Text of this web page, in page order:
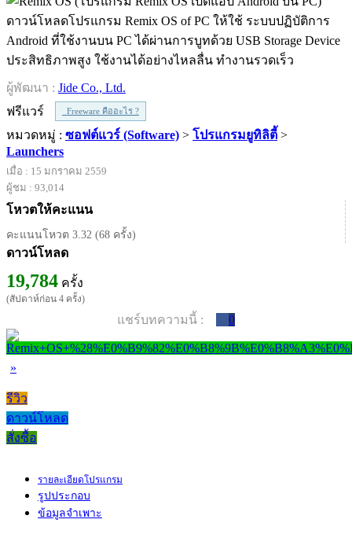
ดาวน์โหลดโปรแกรม Remix OS of PC ให้ใช้ ระบบปฏิบัติการ
Android ที่ใช้งานบน PC ได้ผ่านการบูทด้วย USB Storage Device
ประสิทธิภาพสูง ใช้งานได้อย่างไหลลื่น ทำงานรวดเร็ว
ผู้พัฒนา : Jide Co., Ltd.
ฟรีแวร์
Freeware คืออะไร ?
หมวดหมู่ : ซอฟต์แวร์ (Software) > โปรแกรมยูทิลิตี้ >
Launchers
เมื่อ : 15 มกราคม 2559
ผู้ชม : 93,014
โหวตให้คะแนน
คะแนนโหวต 3.32 (68 ครั้ง)
ดาวน์โหลด
19,784 ครั้ง
(สัปดาห์ก่อน 4 ครั้ง)
แชร์บทความนี้ : 0
»
รีวิว
ดาวน์โหลด
สั่งซื้อ
รายละเอียดโปรแกรม
รูปประกอบ
ข้อมูลจำเพาะ